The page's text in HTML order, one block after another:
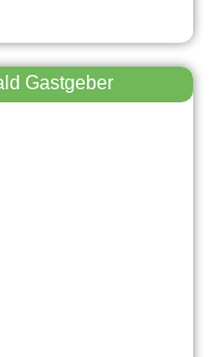
Gastgeber